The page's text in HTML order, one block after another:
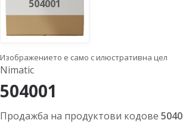
504001
Изображението е само с илюстративна цел
Nimatic
504001
Продажба на продуктови кодове